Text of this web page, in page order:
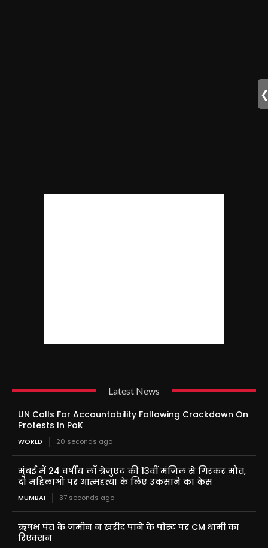
Latest News
UN Calls For Accountability Following Crackdown On
Protests In PoK
WORLD 20 seconds ago
मुंबई में 24 वर्षीय लॉ ग्रेजुएट की 13वीं मंजिल से गिरकर मौत,
दो महिलाओं पर आत्महत्या के लिए उकसाने का केस
MUMBAI 37 seconds ago
ऋषभ पंत के जमीन न खरीद पाने के पोस्ट पर CM धामी का
रिएक्शन